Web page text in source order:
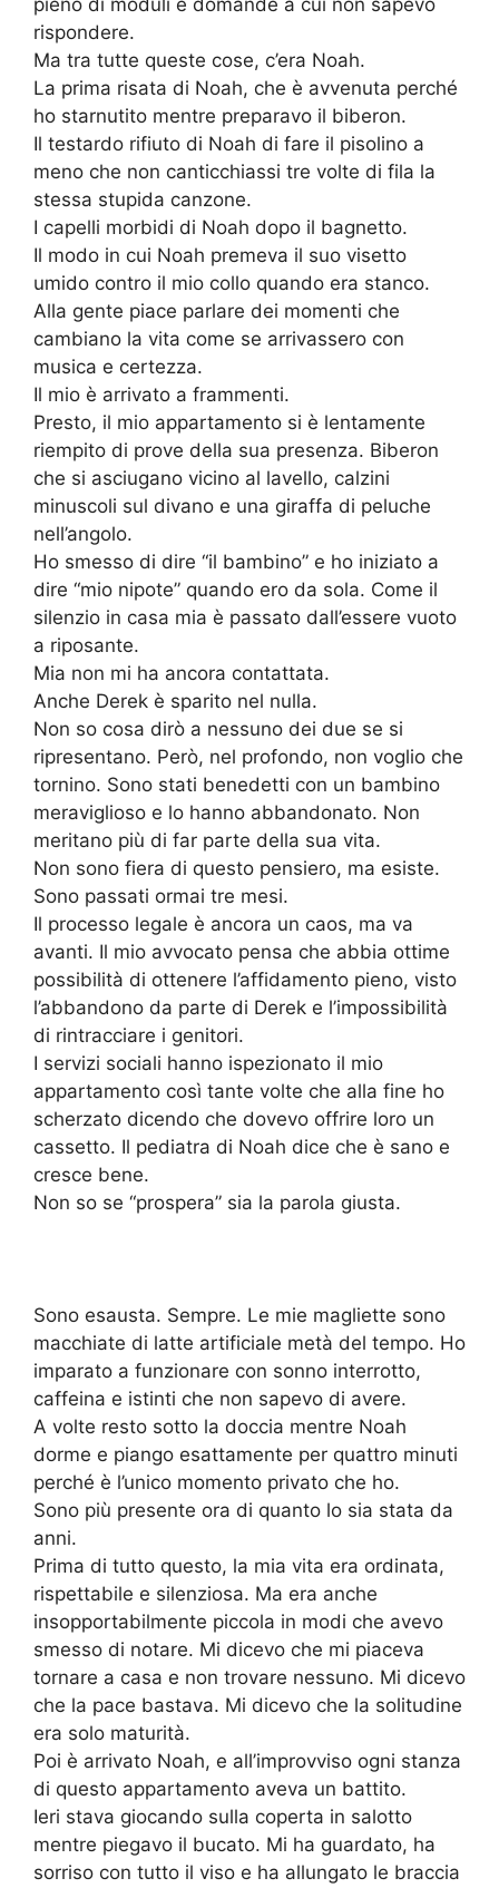
pieno di moduli e domande a cui non sapevo
rispondere.
Ma tra tutte queste cose, c’era Noah.
La prima risata di Noah, che è avvenuta perché
ho starnutito mentre preparavo il biberon.
Il testardo rifiuto di Noah di fare il pisolino a
meno che non canticchiassi tre volte di fila la
stessa stupida canzone.
I capelli morbidi di Noah dopo il bagnetto.
Il modo in cui Noah premeva il suo visetto
umido contro il mio collo quando era stanco.
Alla gente piace parlare dei momenti che
cambiano la vita come se arrivassero con
musica e certezza.
Il mio è arrivato a frammenti.
Presto, il mio appartamento si è lentamente
riempito di prove della sua presenza. Biberon
che si asciugano vicino al lavello, calzini
minuscoli sul divano e una giraffa di peluche
nell’angolo.
Ho smesso di dire “il bambino” e ho iniziato a
dire “mio nipote” quando ero da sola. Come il
silenzio in casa mia è passato dall’essere vuoto
a riposante.
Mia non mi ha ancora contattata.
Anche Derek è sparito nel nulla.
Non so cosa dirò a nessuno dei due se si
ripresentano. Però, nel profondo, non voglio che
tornino. Sono stati benedetti con un bambino
meraviglioso e lo hanno abbandonato. Non
meritano più di far parte della sua vita.
Non sono fiera di questo pensiero, ma esiste.
Sono passati ormai tre mesi.
Il processo legale è ancora un caos, ma va
avanti. Il mio avvocato pensa che abbia ottime
possibilità di ottenere l’affidamento pieno, visto
l’abbandono da parte di Derek e l’impossibilità
di rintracciare i genitori.
I servizi sociali hanno ispezionato il mio
appartamento così tante volte che alla fine ho
scherzato dicendo che dovevo offrire loro un
cassetto. Il pediatra di Noah dice che è sano e
cresce bene.
Non so se “prospera” sia la parola giusta.
Sono esausta. Sempre. Le mie magliette sono
macchiate di latte artificiale metà del tempo. Ho
imparato a funzionare con sonno interrotto,
caffeina e istinti che non sapevo di avere.
A volte resto sotto la doccia mentre Noah
dorme e piango esattamente per quattro minuti
perché è l’unico momento privato che ho.
Sono più presente ora di quanto lo sia stata da
anni.
Prima di tutto questo, la mia vita era ordinata,
rispettabile e silenziosa. Ma era anche
insopportabilmente piccola in modi che avevo
smesso di notare. Mi dicevo che mi piaceva
tornare a casa e non trovare nessuno. Mi dicevo
che la pace bastava. Mi dicevo che la solitudine
era solo maturità.
Poi è arrivato Noah, e all’improvviso ogni stanza
di questo appartamento aveva un battito.
Ieri stava giocando sulla coperta in salotto
mentre piegavo il bucato. Mi ha guardato, ha
sorriso con tutto il viso e ha allungato le braccia